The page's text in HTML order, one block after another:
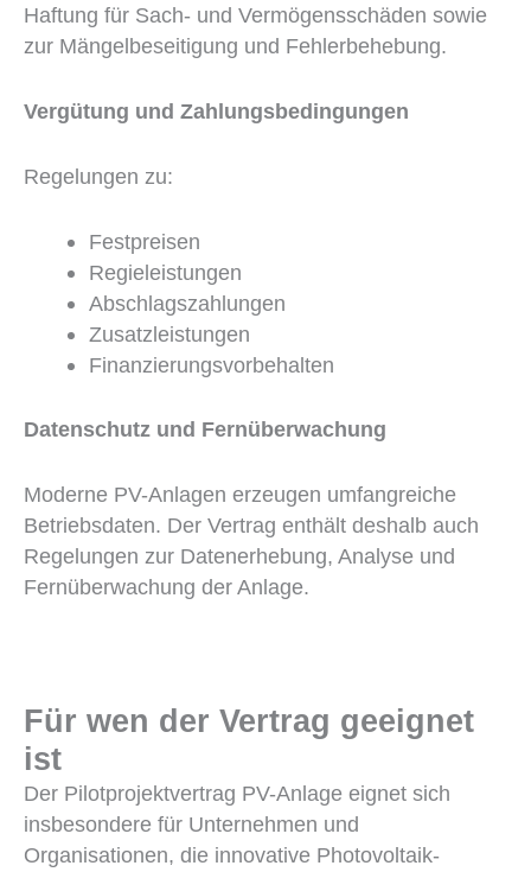
Haftung für Sach- und Vermögensschäden sowie
zur Mängelbeseitigung und Fehlerbehebung.
Vergütung und Zahlungsbedingungen
Regelungen zu:
Festpreisen
Regieleistungen
Abschlagszahlungen
Zusatzleistungen
Finanzierungsvorbehalten
Datenschutz und Fernüberwachung
Moderne PV-Anlagen erzeugen umfangreiche
Betriebsdaten. Der Vertrag enthält deshalb auch
Regelungen zur Datenerhebung, Analyse und
Fernüberwachung der Anlage.
Für wen der Vertrag geeignet
ist
Der Pilotprojektvertrag PV-Anlage eignet sich
insbesondere für Unternehmen und
Organisationen, die innovative Photovoltaik-